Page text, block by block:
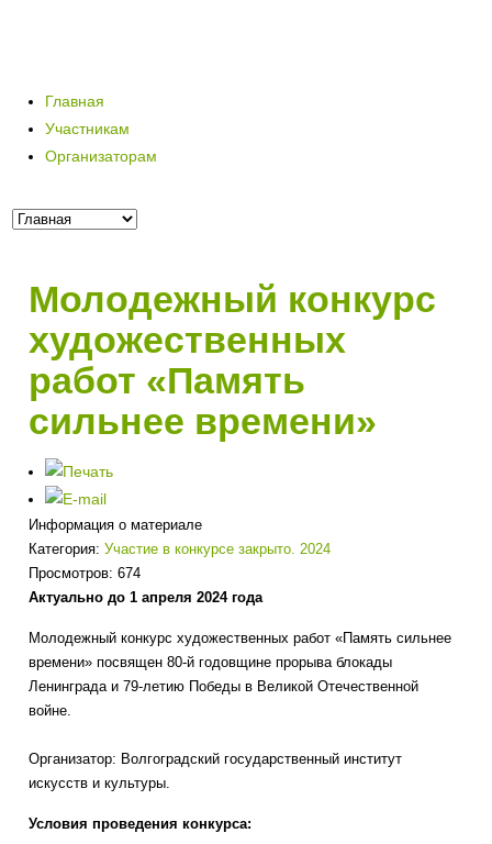
Главная
Участникам
Организаторам
Молодежный конкурс
художественных
работ «Память
сильнее времени»
Информация о материале
Категория:Участие в конкурсе закрыто. 2024
Просмотров: 674
Актуально до 1 апреля 2024 года
Молодежный конкурс художественных работ «Память сильнее
времени» посвящен 80-й годовщине прорыва блокады
Ленинграда и 79-летию Победы в Великой Отечественной
войне.
Организатор: Волгоградский государственный институт
искусств и культуры.
Условия проведения конкурса: